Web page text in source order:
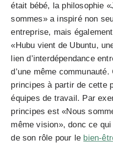
était bébé, la philosophie
sommes» a inspiré non
entreprise, mais
«Hubu vient de Ubuntu,
lien d’interdépendance
d’une même
principes à partir de cette
équipes de travail. Par
principes est «Nous
même vision», donc ce
de son rôle pour le bien-